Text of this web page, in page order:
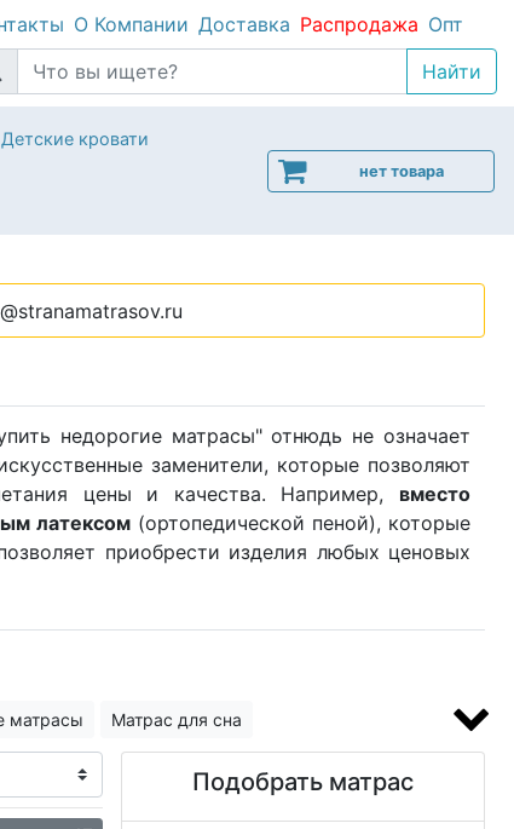
О Компании Доставка Распродажа Опт
Детские кровати
нет товара
недорогие матрасы" отнюдь не означает
заменители, которые позволяют
цены и качества. Например, вместо
латексом (ортопедической пеной), которые
приобрести изделия любых ценовых
матрасы Матрас для сна
матрасы
Подобрать матрас